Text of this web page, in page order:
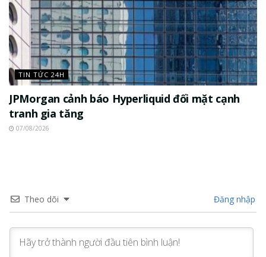
TIN TỨC 24H
JPMorgan cảnh báo Hyperliquid đối mặt cạnh
tranh gia tăng
07/08/2026
Theo dõi Đăng nhập